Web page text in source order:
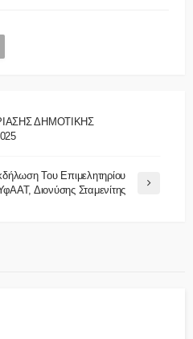
ΔΗΜΟΤΙΚΗΣ
Του Επιμελητηρίου
Διονύσης Σταμενίτης